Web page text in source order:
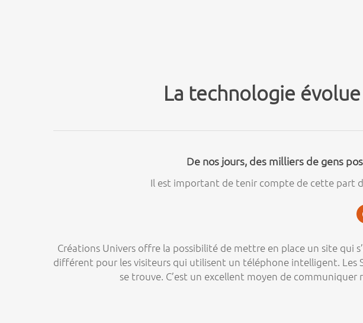
La technologie
De nos jours, des milliers de gens
Il est important de tenir compte de cette part
Créations Univers offre la possibilité de mettre en place un site qui
différent pour les visiteurs qui utilisent un téléphone intelligent.
se trouve. C’est un excellent moyen de